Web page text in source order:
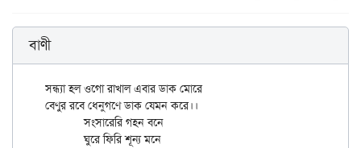
বাণী
সন্ধ্যা হল ওগো রাখাল এবার ডাক মোরে
বেণুর রবে ধেনুগণে ডাক যেমন করে।।
	সংসারেরি গহন বনে
	ঘুরে ফিরি শূন্য মনে